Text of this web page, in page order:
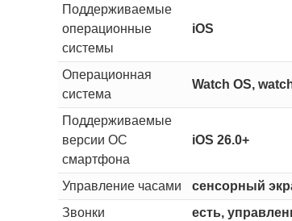
Поддерживаемые
операционные
системы
iOS
Операционная
система
Watch OS,
Поддерживаемые
версии ОС
смартфона
iOS 26.0+
Управление часами
сенсорный
Звонки
есть,